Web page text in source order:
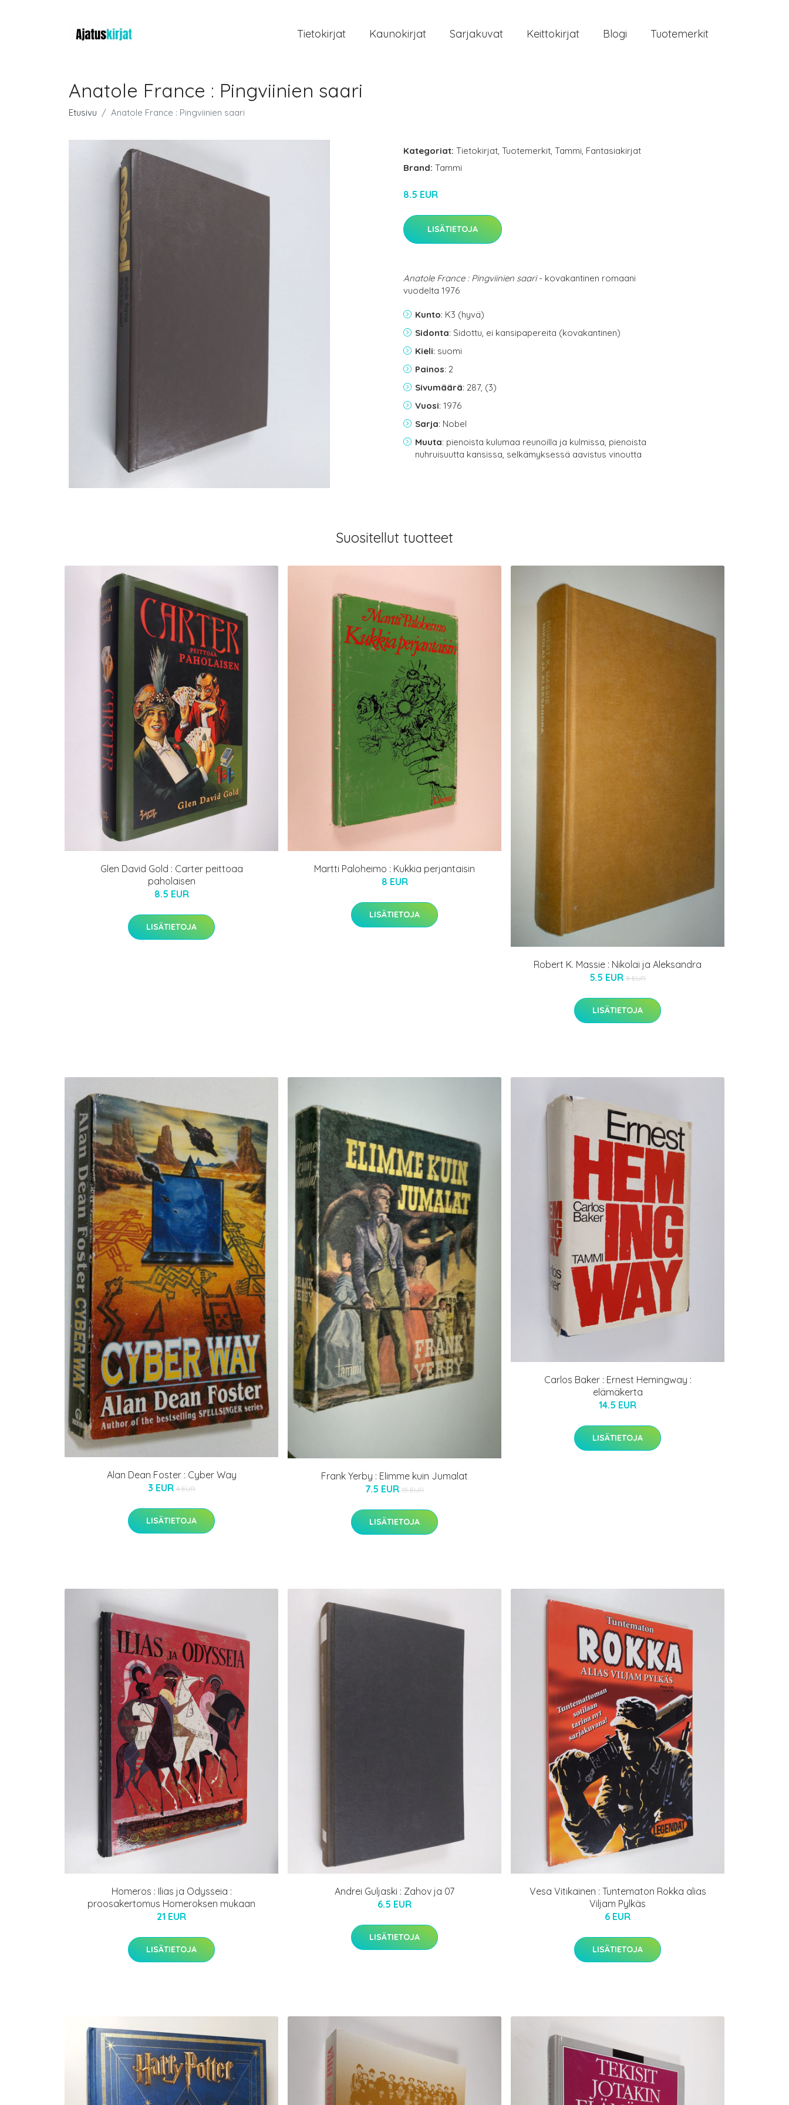
Tietokirjat Kaunokirjat Sarjakuvat Keittokirjat Blogi Tuotemerkit
Anatole France : Pingviinien saari
Etusivu Anatole France : Pingviinien saari
Kategoriat: Tietokirjat, Tuotemerkit, Tammi, Fantasiakirjat
Brand: Tammi
8.5 EUR
LISÄTIETOJA
Anatole France : Pingviinien saari- kovakantinen romaani
vuodelta 1976
Kunto: K3 (hyvä)
Sidonta: Sidottu, ei kansipapereita (kovakantinen)
Kieli: suomi
Painos: 2
Sivumäärä: 287, (3)
Vuosi: 1976
Sarja: Nobel
Muuta: pienoista kulumaa reunoilla ja kulmissa, pienoista
nuhruisuutta kansissa, selkämyksessä aavistus vinoutta
Suositellut tuotteet
Glen David Gold : Carter peittoaa
paholaisen
8.5 EUR
LISÄTIETOJA
Martti Paloheimo : Kukkia perjantaisin
8 EUR
LISÄTIETOJA
Robert K. Massie : Nikolai ja Aleksandra
5.5 EUR 8 EUR
LISÄTIETOJA
Alan Dean Foster : Cyber Way
3 EUR 4 EUR
LISÄTIETOJA
Frank Yerby : Elimme kuin Jumalat
7.5 EUR 15 EUR
LISÄTIETOJA
Carlos Baker : Ernest Hemingway :
elämäkerta
14.5 EUR
LISÄTIETOJA
Homeros : Ilias ja Odysseia :
proosakertomus Homeroksen mukaan
21 EUR
LISÄTIETOJA
Andrei Guljaski : Zahov ja 07
6.5 EUR
LISÄTIETOJA
Vesa Vitikainen : Tuntematon Rokka alias
Viljam Pylkäs
6 EUR
LISÄTIETOJA